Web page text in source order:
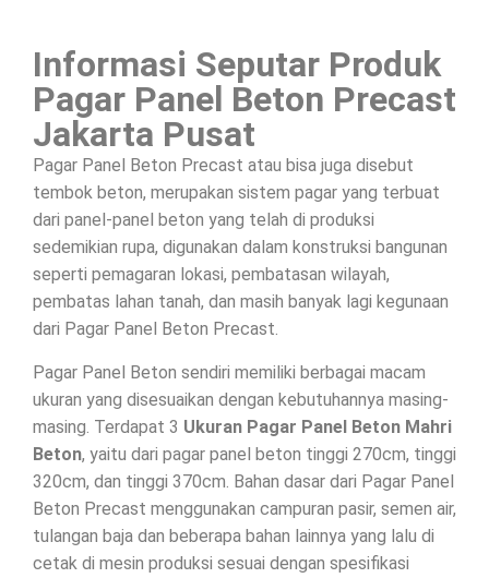
Informasi Seputar Produk
Pagar Panel Beton Precast
Jakarta Pusat
Pagar Panel Beton Precast atau bisa juga disebut
tembok beton, merupakan sistem pagar yang terbuat
dari panel-panel beton yang telah di produksi
sedemikian rupa, digunakan dalam konstruksi bangunan
seperti pemagaran lokasi, pembatasan wilayah,
pembatas lahan tanah, dan masih banyak lagi kegunaan
dari Pagar Panel Beton Precast.
Pagar Panel Beton sendiri memiliki berbagai macam
ukuran yang disesuaikan dengan kebutuhannya masing-
masing. Terdapat 3 Ukuran Pagar Panel Beton Mahri
Beton, yaitu dari pagar panel beton tinggi 270cm, tinggi
320cm, dan tinggi 370cm. Bahan dasar dari Pagar Panel
Beton Precast menggunakan campuran pasir, semen air,
tulangan baja dan beberapa bahan lainnya yang lalu di
cetak di mesin produksi sesuai dengan spesifikasi